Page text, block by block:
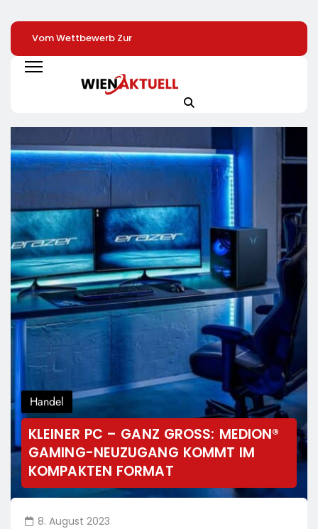
Vom Wettbewerb Zur
Kooperation:
Interreg-Projekt
Business Twin Sorgt
Erster Den Butterpreis
Lebensmitteleinzelhändler
Gibt Sinkende
Konsequent An Die
Kunden Weiter
Auf Standalone-
Handel
KLEINER PC – GANZ GROSS: MEDION® G
AMING-NEUZUGANG KOMMT IM K
OMPAKTEN FORMAT
8. August 2023